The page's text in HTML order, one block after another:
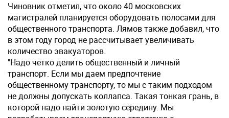
Чиновник отметил, что около 40 московских
магистралей планируется оборудовать полосами для
общественного транспорта. Лямов также добавил, что
в этом году город не рассчитывает увеличивать
количество эвакуаторов.
"Надо четко делить общественный и личный
транспорт. Если мы даем предпочтение
общественному транспорту, то мы с таким подходом
не должны допускать коллапса. Такая тонкая грань, в
которой надо найти золотую середину. Мы